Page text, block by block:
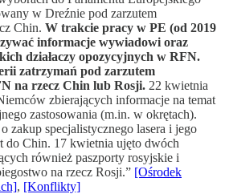
w Dreźnie pod zarzutem
Chin. W trakcie pracy w PE (od 2019
informacje wywiadowi oraz
działaczy opozycyjnych w RFN.
zatrzymań pod zarzutem
na rzecz Chin lub Rosji. 22 kwietnia
zbierających informacje na temat
zastosowania (m.in. w okrętach).
zakup specjalistycznego lasera i jego
do Chin. 17 kwietnia ujęto dwóch
również paszporty rosyjskie i
na rzecz Rosji.” [Ośrodek
, [Konflikty]